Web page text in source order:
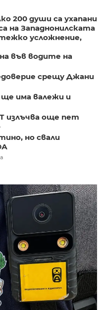
200 души са ухапани
на Западнонилската
усложнение,
във водите на
срещу Джани
има валежи и
излъчва още пет
но свали